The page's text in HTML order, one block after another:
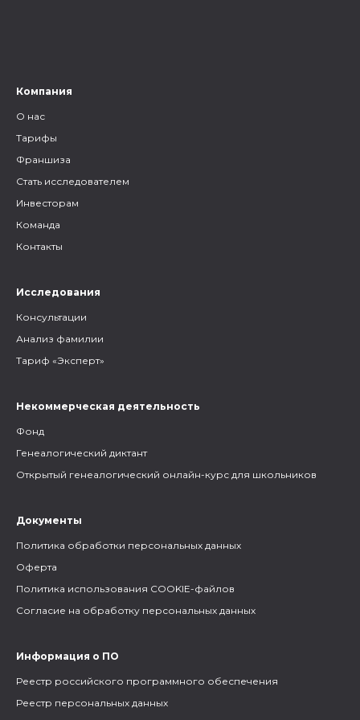
Компания
О нас
Тарифы
Франшиза
Стать исследователем
Инвесторам
Команда
Контакты
Исследования
Консультации
Анализ фамилии
Тариф «Эксперт»
Некоммерческая деятельность
Фонд
Генеалогический диктант
Открытый генеалогический онлайн-курс для школьников
Документы
Политика обработки персональных данных
Оферта
Политика использования COOKIE-файлов
Согласие на обработку персональных данных
Информация о ПО
Реестр российского программного обеспечения
Реестр персональных данных